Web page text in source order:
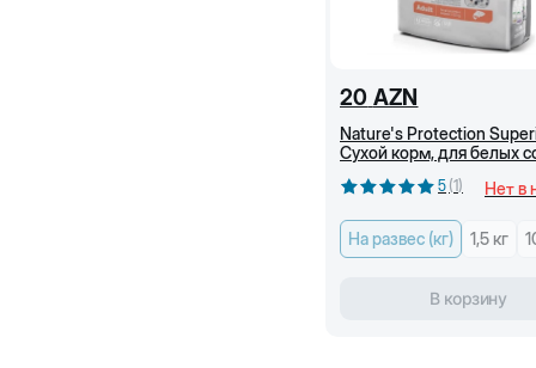
20 AZN
Nature's Protection
Сухой корм, для белых
лососем (кг) 5 (1) Нет в
На развес (кг) 1,5 кг
В корзину